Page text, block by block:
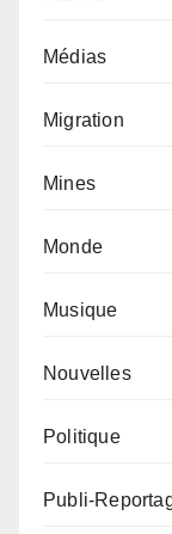
Médias
Migration
Mines
Monde
Musique
Nouvelles
Politique
Publi-